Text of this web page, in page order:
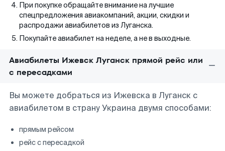
При покупке обращайте внимание на лучшие
спецпредложения авиакомпаний, акции, скидки и
распродажи авиабилетов из Луганска.
Покупайте авиабилет на неделе, а не в выходные.
Авиабилеты Ижевск Луганск прямой рейс или
с пересадками
Вы можете добраться из Ижевска в Луганск с
авиабилетом в страну Украина двумя способами:
прямым рейсом
рейс с пересадкой